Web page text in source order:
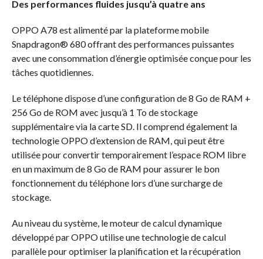
Des performances fluides jusqu’à quatre ans
OPPO A78 est alimenté par la plateforme mobile
Snapdragon® 680 offrant des performances puissantes
avec une consommation d’énergie optimisée conçue pour les
tâches quotidiennes.
Le téléphone dispose d’une configuration de 8 Go de RAM +
256 Go de ROM avec jusqu’à 1 To de stockage
supplémentaire via la carte SD. Il comprend également la
technologie OPPO d’extension de RAM, qui peut être
utilisée pour convertir temporairement l’espace ROM libre
en un maximum de 8 Go de RAM pour assurer le bon
fonctionnement du téléphone lors d’une surcharge de
stockage.
Au niveau du système, le moteur de calcul dynamique
développé par OPPO utilise une technologie de calcul
parallèle pour optimiser la planification et la récupération